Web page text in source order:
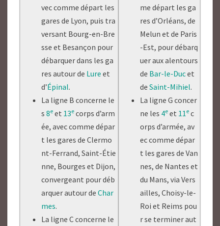
vec comme départ les
gares de Lyon, puis tra
versant Bourg-en-Bre
sse et Besançon pour
débarquer dans les ga
res autour de Lure et
d’Épinal.
La ligne B concerne le
s8e et 13e corps d’arm
ée, avec comme dépar
t les gares de Clermo
nt-Ferrand, Saint-Étie
nne, Bourges et Dijon,
convergeant pour déb
arquer autour deChar
mes.
La ligne C concerne le
me départ les ga
res d’Orléans, de
Melun et de Paris
-Est, pour débarq
uer aux alentours
de Bar-le-Ducet
deSaint-Mihiel.
La ligne G concer
ne les 4e et 11e c
orps d’armée, av
ec comme dépar
t les gares de Van
nes, de Nantes et
du Mans, via Vers
ailles, Choisy-le-
Roi et Reims pou
r se terminer aut